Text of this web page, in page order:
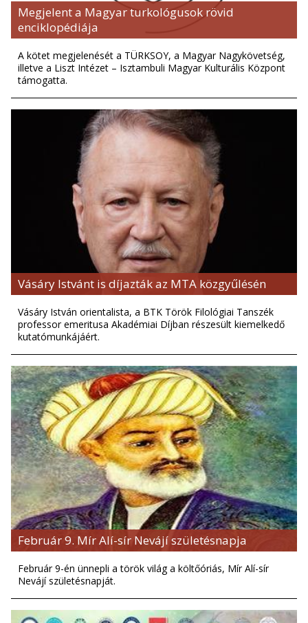
Megjelent a Magyar turkológusok rövid
enciklopédiája
A kötet megjelenését a TÜRKSOY, a Magyar Nagykövetség,
illetve a Liszt Intézet – Isztambuli Magyar Kulturális Központ
támogatta.
Vásáry Istvánt is díjazták az MTA közgyűlésén
Vásáry István orientalista, a BTK Török Filológiai Tanszék
professor emeritusa Akadémiai Díjban részesült kiemelkedő
kutatómunkájáért.
Február 9. Mír Alí-sír Nevájí születésnapja
Február 9-én ünnepli a török világ a költőóriás, Mír Alí-sír
Nevájí születésnapját.